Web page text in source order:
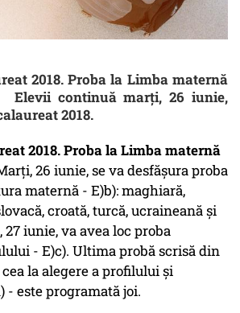
2018. Proba la Limba maternă
Elevii continuă marți, 26 iunie,
2018.
2018. Proba la Limba maternă
26 iunie, se va desfăşura proba
maternă - E)b): maghiară,
croată, turcă, ucraineană și
iunie, va avea loc proba
- E)c). Ultima probă scrisă din
la alegere a profilului şi
- este programată joi.